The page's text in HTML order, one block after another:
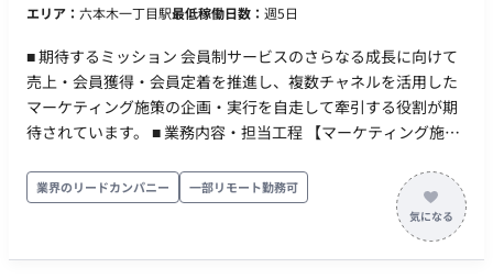
エリア： 六本木一丁目駅最低稼働日数： 週5日
■ 期待するミッション 会員制サービスのさらなる成長に向けて
売上・会員獲得・会員定着を推進し、複数チャネルを活用した
マーケティング施策の企画・実行を自走して牽引する役割が期
待されています。 ■ 業務内容・担当工程 【マーケティング施策
の企画・推進、および会員獲得から定着までを見据えたマーケ
ティング施策の企画・実行。 【集客施策の企画・改善・分析】
動画コンテンツおよびSNSを活用した集客施策の企画・改善、
ならびにSNSデータ、会員データ等を活用した分析および改善
業界のリードカンパニー 一部リモート勤務可